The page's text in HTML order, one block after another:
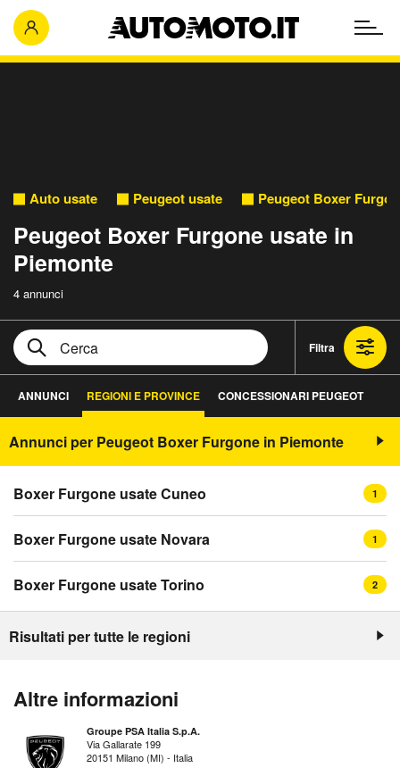
Auto usate Peugeot usate Peugeot Boxer
Peugeot Boxer Furgone usate in
Piemonte
4 annunci
Filtra
ANNUNCI REGIONI E PROVINCE CONCESSIONARI PEUGEOT
Annunci per Peugeot Boxer Furgone in Piemonte
Boxer Furgone usate Cuneo 1
Boxer Furgone usate Novara 1
Boxer Furgone usate Torino 2
Risultati per tutte le regioni
Altre informazioni
Groupe PSA Italia S.p.A.
Via Gallarate 199
20151 Milano (MI) - Italia